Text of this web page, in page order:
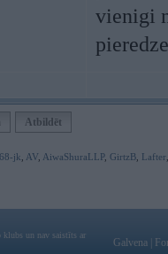
vienigi
Atbildēt
jk AV AiwaShuraLLP, GirtzB Lafter
klubs un nav saistīts ar
Galvena